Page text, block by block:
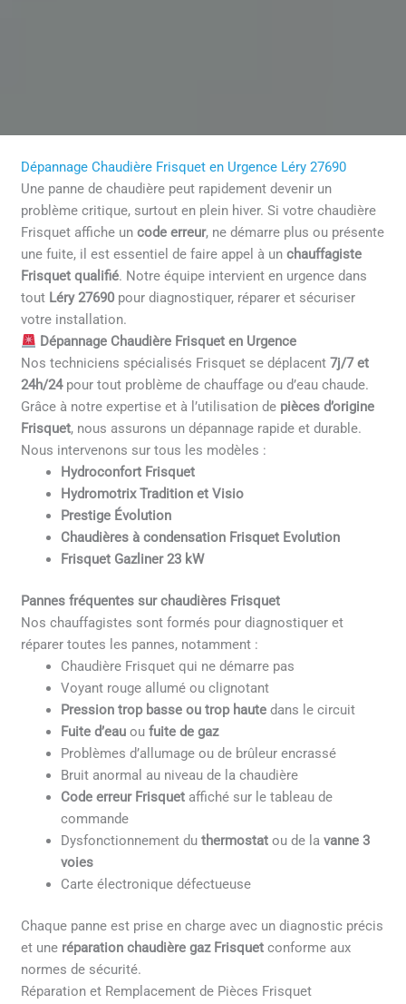
Dépannage Chaudière Frisquet en Urgence Léry 27690
Une panne de chaudière peut rapidement devenir un
problème critique, surtout en plein hiver. Si votre chaudière
Frisquet affiche uncode erreur, ne démarre plus ou présente
une fuite, il est essentiel de faire appel à unchauffagiste
Frisquet qualifié. Notre équipe intervient en urgence dans
tout Léry 27690 pour diagnostiquer, réparer et sécuriser
votre installation.
Dépannage Chaudière Frisquet en Urgence
Nos techniciens spécialisés Frisquet se déplacent7j/7 et
24h/24pour tout problème de chauffage ou d’eau chaude.
Grâce à notre expertise et à l’utilisation de pièces d’origine
Frisquet, nous assurons un dépannage rapide et durable.
Nous intervenons sur tous les modèles :
Hydroconfort Frisquet
Hydromotrix Tradition et Visio
Prestige Évolution
Chaudières à condensation Frisquet Evolution
Frisquet Gazliner 23 kW
Pannes fréquentes sur chaudières Frisquet
Nos chauffagistes sont formés pour diagnostiquer et
réparer toutes les pannes, notamment :
Chaudière Frisquet qui ne démarre pas
Voyant rouge allumé ou clignotant
Pression trop basse ou trop haute dans le circuit
Fuite d’eau oufuite de gaz
Problèmes d’allumage ou de brûleur encrassé
Bruit anormal au niveau de la chaudière
Code erreur Frisquet affiché sur le tableau de
commande
Dysfonctionnement duthermostat ou de lavanne 3
voies
Carte électronique défectueuse
Chaque panne est prise en charge avec un diagnostic précis
et une réparation chaudière gaz Frisquet conforme aux
normes de sécurité.
Réparation et Remplacement de Pièces Frisquet